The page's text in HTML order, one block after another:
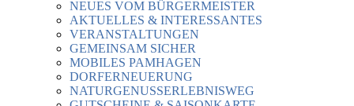
NEUES VOM BÜRGERMEISTER
AKTUELLES & INTERESSANTES
VERANSTALTUNGEN
GEMEINSAM SICHER
MOBILES PAMHAGEN
DORFERNEUERUNG
NATURGENUSSERLEBNISWEG